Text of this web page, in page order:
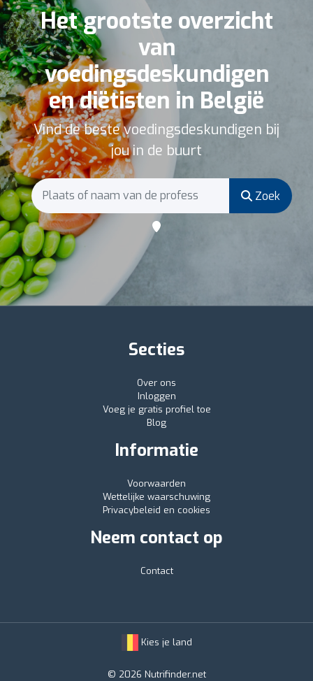
Het grootste overzicht
van
voedingsdeskundigen
en diëtisten in België
Vind de beste voedingsdeskundigen bij
jou in de buurt
Zoek
Secties
Over ons
Inloggen
Voeg je gratis profiel toe
Blog
Informatie
Voorwaarden
Wettelijke waarschuwing
Privacybeleid en cookies
Neem contact op
Contact
Kies je land
© 2026 Nutrifinder.net